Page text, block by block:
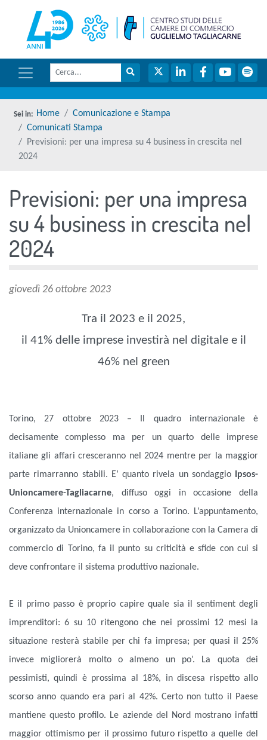
Vai ai contenuti
Menu di navigazione
Cerca
torna al menu di scelta rapida
Menu di navigazione principale
torna al menu di scelta rapida
Cerca nel sito Twitter LinkedIn FacebookYouTube
Home
Comunicazione e Stampa
Comunicati Stampa
Previsioni: per una impresa su 4 business in crescita nel
2024
torna al menu di scelta rapida
Previsioni: per una impresa
su 4 business in crescita nel
2024
giovedì 26 ottobre 2023
Tra il 2023 e il 2025,
il 41% delle imprese investirà nel digitale e il
46% nel green
Torino, 27 ottobre 2023 – Il quadro internazionale è
decisamente complesso ma per un quarto delle imprese
italiane gli affari cresceranno nel 2024 mentre per la maggior
parte rimarranno stabili. E’ quanto rivela un sondaggio Ipsos-
Unioncamere-Tagliacarne, diffuso oggi in occasione della
Conferenza internazionale in corso a Torino. L’appuntamento,
organizzato da Unioncamere in collaborazione con la Camera di
commercio di Torino, fa il punto su criticità e sfide con cui si
deve confrontare il sistema produttivo nazionale.
E il primo passo è proprio capire quale sia il sentiment degli
imprenditori: 6 su 10 ritengono che nei prossimi 12 mesi la
situazione resterà stabile per chi fa impresa; per quasi il 25%
invece migliorerà molto o almeno un po’. La quota dei
pessimisti, quindi è prossima al 18%, in discesa rispetto allo
scorso anno quando era pari al 42%. Certo non tutto il Paese
mantiene questo profilo. Le aziende del Nord mostrano infatti
maggior ottimismo per il prossimo futuro rispetto a quelle del